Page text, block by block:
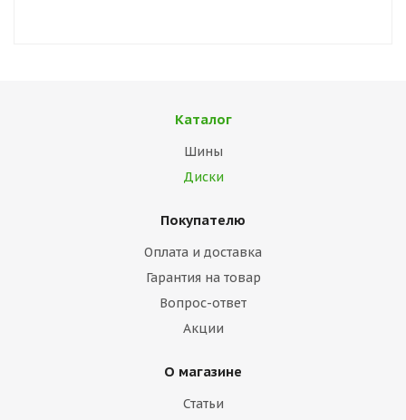
Каталог
Шины
Диски
Покупателю
Оплата и доставка
Гарантия на товар
Вопрос-ответ
Акции
О магазине
Статьи